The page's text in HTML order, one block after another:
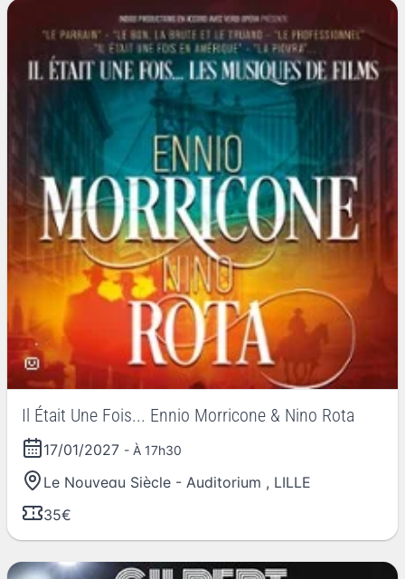
Il Était Une Fois... Ennio Morricone & Nino Rota
17/01/2027 - À 17h30
Le Nouveau Siècle - Auditorium , LILLE
35€